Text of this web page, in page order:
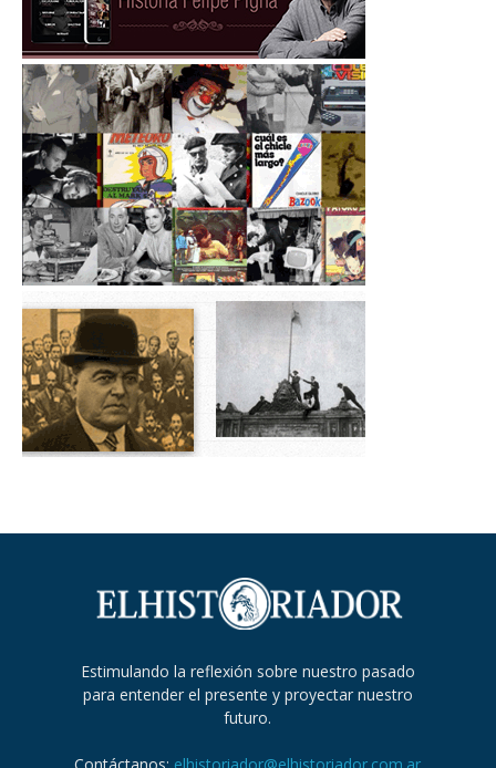
Estimulando la reflexión sobre nuestro pasado
para entender el presente y proyectar nuestro
futuro.
Contáctanos: elhistoriador@elhistoriador.com.ar